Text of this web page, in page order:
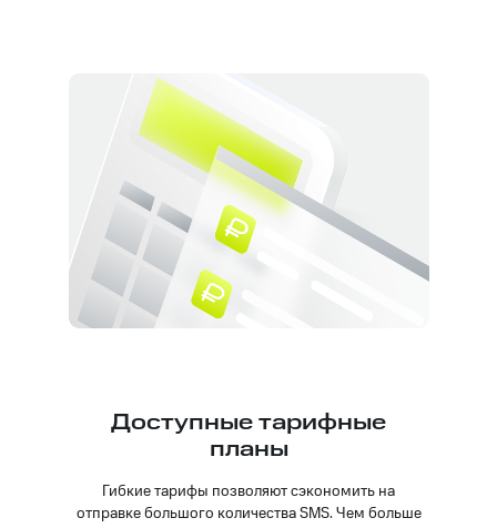
Доступные тарифные
планы
Гибкие тарифы позволяют сэкономить на
отправке большого количества SMS. Чем больше